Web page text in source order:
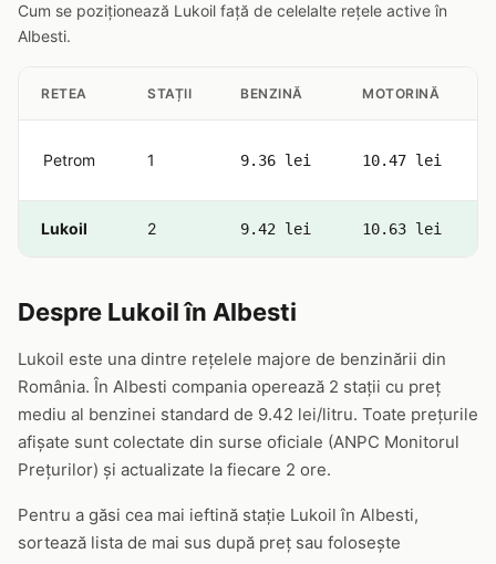
Cum se poziționează Lukoil față de celelalte rețele active în
Albesti.
RETEA STAȚII BENZINĂ MOTORINĂ
Petrom 1 9.36 lei 10.47 lei
Lukoil 2 9.42 lei 10.63 lei
Despre Lukoil în Albesti
Lukoil este una dintre rețelele majore de benzinării din
România. În Albesti compania operează 2 stații cu preț
mediu al benzinei standard de 9.42 lei/litru. Toate prețurile
afișate sunt colectate din surse oficiale (ANPC Monitorul
Prețurilor) și actualizate la fiecare 2 ore.
Pentru a găsi cea mai ieftină stație Lukoil în Albesti,
sortează lista de mai sus după preț sau folosește